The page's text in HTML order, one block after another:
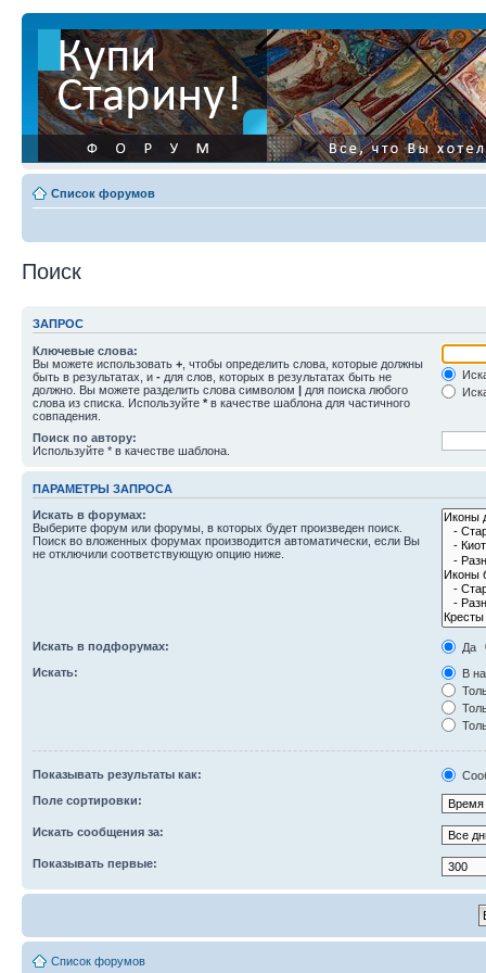
Список форумов
Поиск
ЗАПРОС
Ключевые слова:
Вы можете использовать + , чтобы определить слова, которые должны
быть в результатах, и - для слов, которых в результатах быть не
должно. Вы можете разделить слова символом | для поиска любого
слова из списка. Используйте * в качестве шаблона для частичного
совпадения.
Поиск по автору:
Используйте * в качестве шаблона.
ПАРАМЕТРЫ ЗАПРОСА
Искать в форумах:
Выберите форум или форумы, в которых будет произведен поиск.
Поиск во вложенных форумах производится автоматически, если Вы
не отключили соответствующую опцию ниже.
Искать в подфорумах:
Да
Искать:
В
Показывать результаты как:
Поле сортировки:
Искать сообщения за:
Показывать первые:
Список форумов